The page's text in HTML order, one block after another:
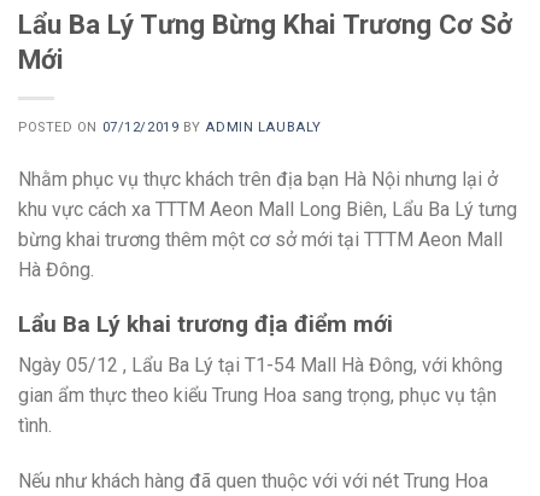
Lẩu Ba Lý Tưng Bừng Khai Trương Cơ Sở
Mới
POSTED ON 07/12/2019 BYADMIN LAUBALY
Nhằm phục vụ thực khách trên địa bạn Hà Nội nhưng lại ở
khu vực cách xa TTTM Aeon Mall Long Biên, Lẩu Ba Lý tưng
bừng khai trương thêm một cơ sở mới tại TTTM Aeon Mall
Hà Đông.
Lẩu Ba Lý khai trương địa điểm mới
Ngày 05/12 , Lẩu Ba Lý tại T1-54 Mall Hà Đông, với không
gian ẩm thực theo kiểu Trung Hoa sang trọng, phục vụ tận
tình.
Nếu như khách hàng đã quen thuộc với với nét Trung Hoa